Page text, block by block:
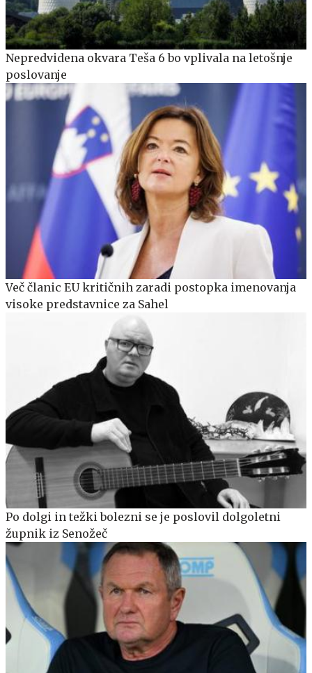
Nepredvidena okvara Teša 6 bo vplivala na letošnje
poslovanje
Več članic EU kritičnih zaradi postopka imenovanja
visoke predstavnice za Sahel
Po dolgi in težki bolezni se je poslovil dolgoletni
župnik iz Senožeč